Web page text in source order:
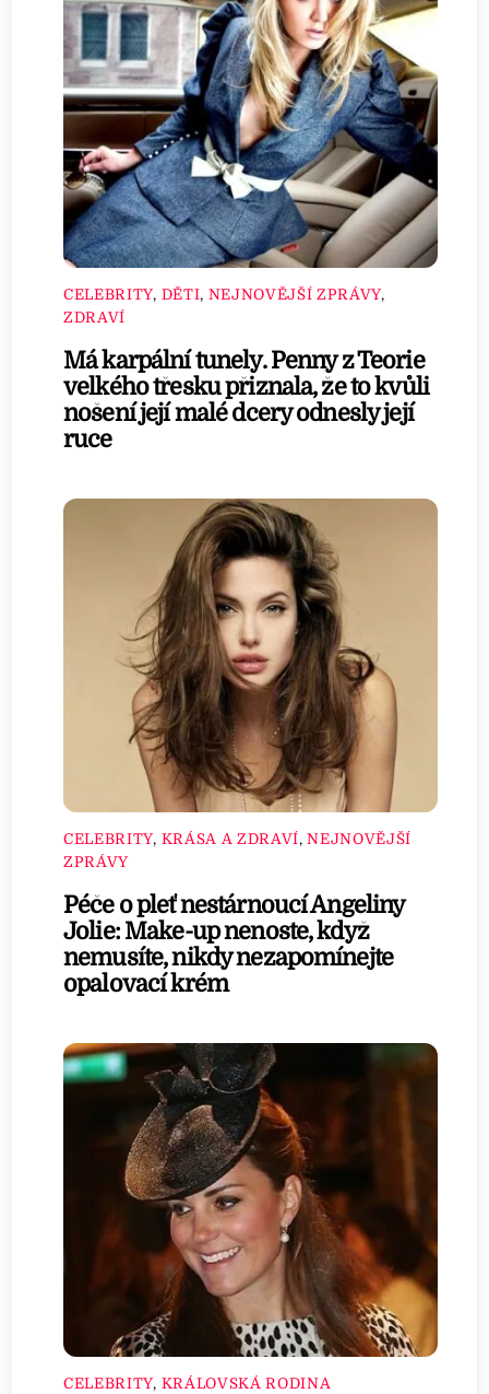
CELEBRITY, DĚTI, NEJNOVĚJŠÍ ZPRÁVY,
ZDRAVÍ
Má karpální tunely. Penny z Teorie
velkého třesku přiznala, že to kvůli
nošení její malé dcery odnesly její
ruce
CELEBRITY, KRÁSA A ZDRAVÍ,NEJNOVĚJŠÍ
ZPRÁVY
Péče o pleť nestárnoucí Angeliny
Jolie: Make-up nenoste, když
nemusíte, nikdy nezapomínejte
opalovací krém
CELEBRITY, KRÁLOVSKÁ RODINA